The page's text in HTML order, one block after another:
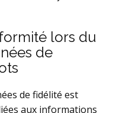
lors du
de
de fidélité est
aux informations